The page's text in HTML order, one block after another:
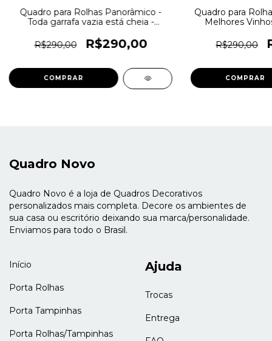
Quadro para Rolhas Panorâmico -
Toda garrafa vazia está cheia -
R$290,00
R$290,00
COMPRAR
Quadro para
Melhores
R$290,00
COMPRAR
Quadro Novo
Quadro Novo é a loja de Quadros Decorativos
personalizados mais completa. Decore os ambientes de
sua casa ou escritório deixando sua marca/personalidade.
Enviamos para todo o Brasil.
Início
Porta Rolhas
Porta Tampinhas
Porta Rolhas/Tampinhas
Ajuda
Trocas
Entrega